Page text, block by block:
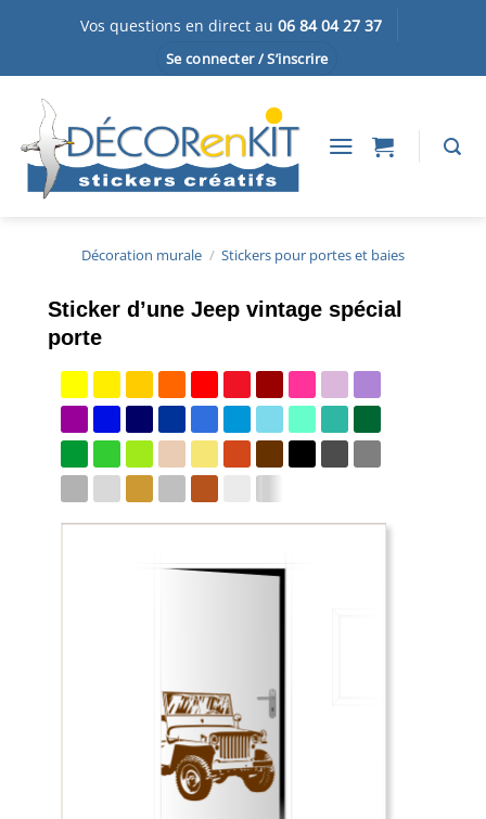
Vos questions en direct au 06 84 04 27 37
Se connecter / S’inscrire
Décoration murale / Stickers pour portes et baies
Sticker d’une Jeep vintage spécial
porte